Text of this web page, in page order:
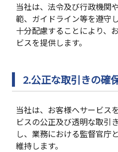
当社は、法令及び行政機関
範、ガイドライン等を遵守
十分配慮することにより、
ビスを提供します。
2.公正な取引きの確
当社は、お客様へサービス
ビスの公正及び透明な取引
し、業務における監督官庁
維持します。